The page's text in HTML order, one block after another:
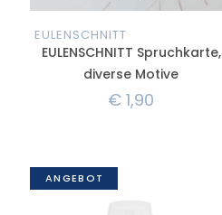
EULENSCHNITT
EULENSCHNITT Spruchkarte,
diverse Motive
€ 1,90
ANGEBOT